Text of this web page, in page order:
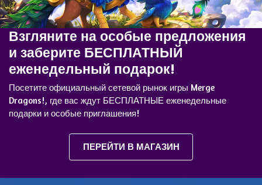
Взгляните на особые предложения
и заберите БЕСПЛАТНЫЙ
еженедельный подарок!
Посетите официальный сетевой рынок игры Merge
Dragons!, где вас ждут БЕСПЛАТНЫЕ еженедельные
подарки и особые приглашения!
ПЕРЕЙТИ В МАГАЗИН